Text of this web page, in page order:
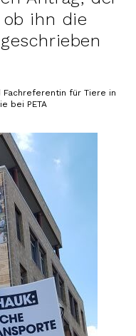
ihn die
Fachreferentin für Tiere in
bei PETA